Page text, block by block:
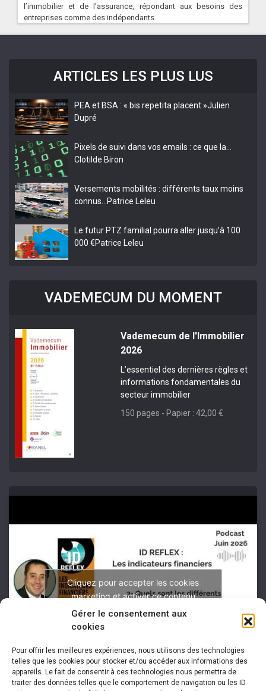
Gérer le consentement aux
cookies
Pour offrir les meilleures expériences, nous utilisons des technologies
telles que les cookies pour stocker et/ou accéder aux informations des
appareils. Le fait de consentir à ces technologies nous permettra de
traiter des données telles que le comportement de navigation ou les ID
l’immobilier et de l’assurance, répondant aux besoins des
entreprises comme des indépendants.
ARTICLES LES PLUS LUS
PEA et BSA : « bis repetita placent »Julien
Dupré
Pixels de suivi dans vos emails : ce que la…
Clotilde Biron
Versements mobilités : différents taux moins
connus…
Patrice Leleu
Le futur PTZ familial pourra aller jusqu’à 100
000 €Patrice Leleu
VADEMECUM DU MOMENT
Vademecum de l'Immobilier
2026
L’essentiel des dernières règles et
informations fondamentales du
secteur immobilier
150 pages - Papier : 42,00 €
Cliquez pour accepter les cookies
marketing et activer ce contenu